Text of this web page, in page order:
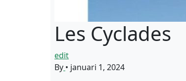
Les Cyclades
edit
By • januari 1, 2024